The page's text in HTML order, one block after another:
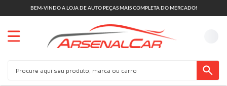
BEM-VINDO A LOJA DE AUTO PEÇAS MAIS COMPLETA DO MERCADO!